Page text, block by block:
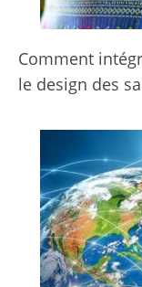
Comment
le design des